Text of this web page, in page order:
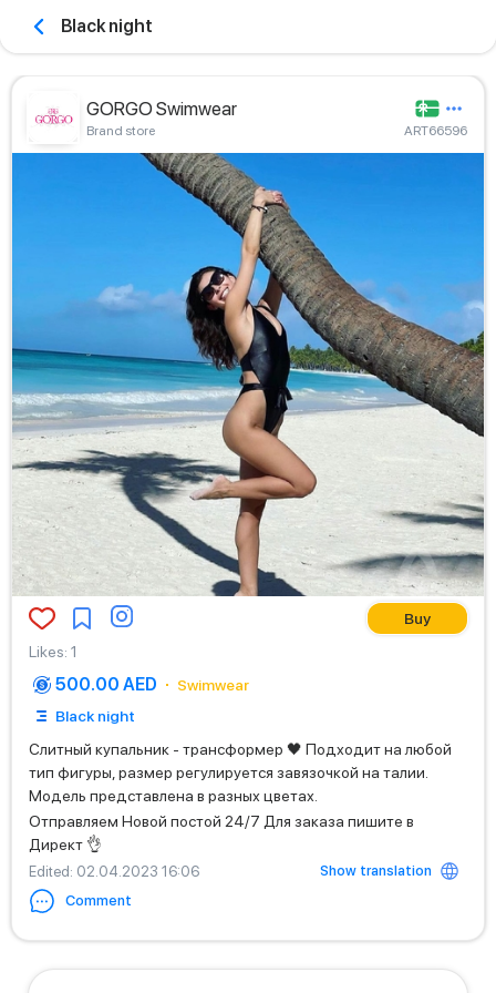
Black night
GORGO Swimwear
Brand store ART66596
Buy
Likes: 1
500.00 AED
Swimwear
Black night
Слитный купальник - трансформер 🖤 Подходит на любой
тип фигуры, размер регулируется завязочкой на талии.
Модель представлена в разных цветах.
Отправляем Новой постой 24/7 Для заказа пишите в
Директ 👌
Edited: 02.04.2023 16:06
Show translation
Comment